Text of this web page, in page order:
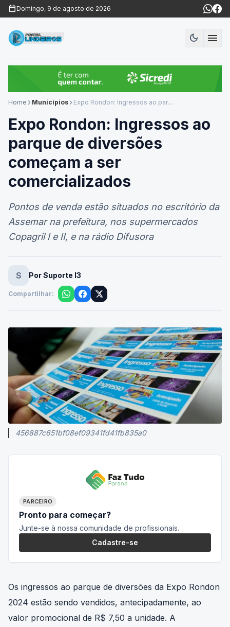
calendar_todayDomingo, 9 de agosto de 2026
dark_modeModo
menu
Municípios
Expo Rondon: Ingressos ao
parque de diversões
começam a ser
comercializados
Pontos de venda estão situados no escritório da
Assemar na prefeitura, nos supermercados
Copagril I e II, e na rádio Difusora
S Por Suporte I3
Compartilhar:
Pronto para começar?
Junte-se à nossa comunidade de profissionais.
Os ingressos ao parque de diversões da Expo Rondon
2024 estão sendo vendidos, antecipadamente, ao
valor promocional de R$ 7,50 a unidade. A